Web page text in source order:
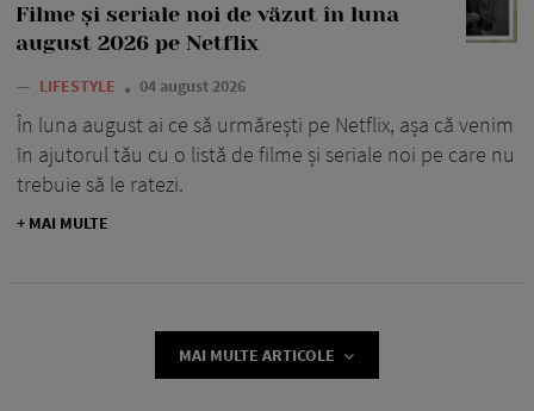
Filme și seriale noi de văzut în luna
august 2026 pe Netflix
— LIFESTYLE 04 august 2026
În luna august ai ce să urmărești pe Netflix, așa că venim
în ajutorul tău cu o listă de filme și seriale noi pe care nu
trebuie să le ratezi.
+ MAI MULTE
MAI MULTE ARTICOLE